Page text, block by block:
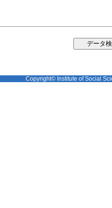
Copyright© Institute of Social